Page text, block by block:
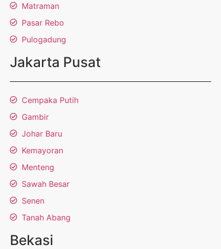
Matraman
Pasar Rebo
Pulogadung
Jakarta Pusat
Cempaka Putih
Gambir
Johar Baru
Kemayoran
Menteng
Sawah Besar
Senen
Tanah Abang
Bekasi